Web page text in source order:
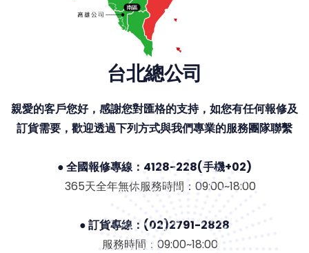
台北總公司
親愛的客戶您好，感謝您對匯格的支持，如您有任何報修及
訂貨需要，歡迎透過下列方式與我們專業的服務團隊聯繫
● 全國報修專線：4128-228(手機+02)
365天全年無休服務時間：09:00~18:00
● 訂貨專線：(02)2791-2828
服務時間：09:00~18:00